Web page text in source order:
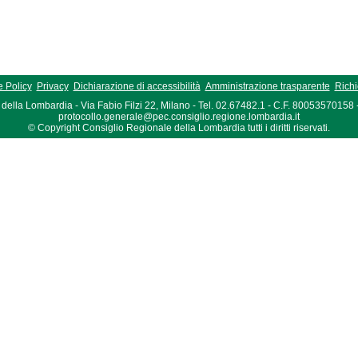
Policy Privacy Dichiarazione di accessibilità Amministrazione trasparente
Lombardia - Via Fabio Filzi 22, Milano - Tel. 02.67482.1 - C.F. 80053570158
protocollo.generale@pec.consiglio.regione.lombardia.it
© Copyright Consiglio Regionale della Lombardia tutti i diritti riservati.